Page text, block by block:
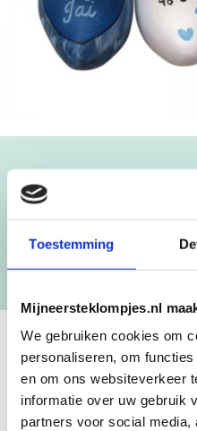
Toestemming
Mijneersteklompjes.nl
We gebruiken cookies om
personaliseren, om
en om ons websiteverkeer
informatie over uw gebruik
partners voor social
Blijf op de hoogte!
NIEUWSBRIEF
[mc4wp_form id=”3182″]